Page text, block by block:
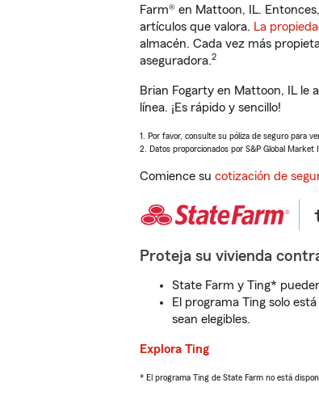
Farm® en Mattoon, IL.
artículos que valora. La
almacén. Cada vez más
aseguradora.2
Brian Fogarty en Mattoon, IL le
línea. ¡Es rápido y sencillo!
1. Por favor, consulte su póliza de seguro para
2. Datos proporcionados por S&P Global Market
Comience su cotización de
Proteja su vivienda
State Farm y Ting*
El programa Ting solo
sean elegibles.
Explora Ting
* El programa Ting de State Farm no está